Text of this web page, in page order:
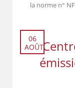
la norme n°
06
AOÛT